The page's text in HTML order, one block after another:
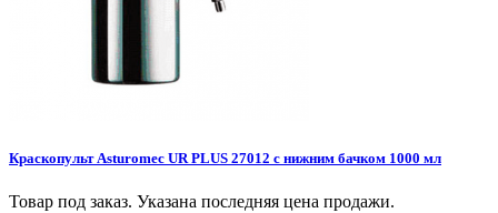
Краскопульт Asturomec UR PLUS 27012 с нижним бачком 1000 мл
Товар под заказ. Указана последняя цена продажи.